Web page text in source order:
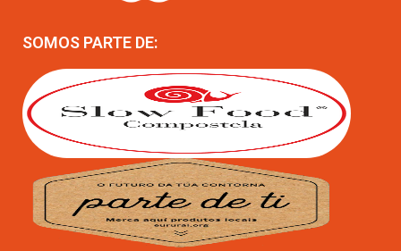
SOMOS PARTE DE: